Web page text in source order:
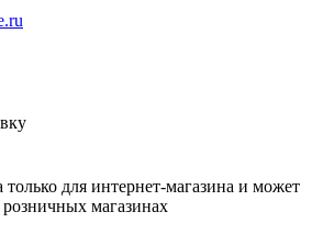
только для интернет-магазина и может
розничных магазинах